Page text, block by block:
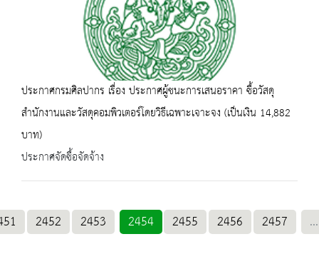
ประกาศกรมศิลปากร เรื่อง ประกาศผู้ชนะการเสนอราคา ซื้อวัสดุ
สำนักงานและวัสดุคอมพิวเตอร์โดยวิธีเฉพาะเจาะจง (เป็นเงิน 14,882
บาท)
ประกาศจัดซื้อจัดจ้าง
2452 2453 2454 2455 2456 2457 ...